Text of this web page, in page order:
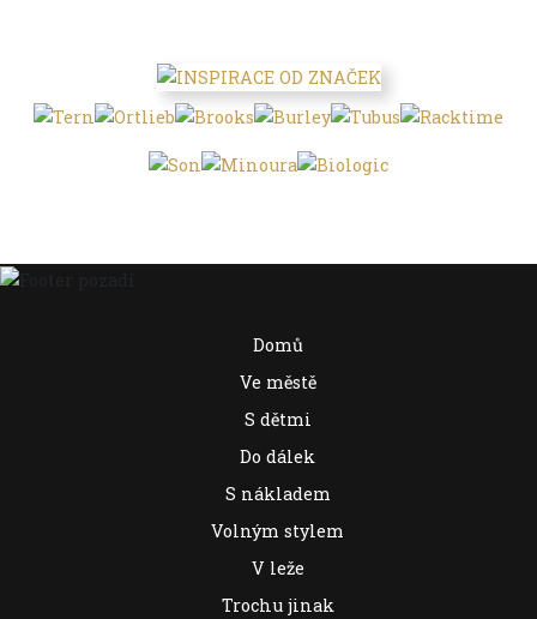
Domů
Ve městě
S dětmi
Do dálek
S nákladem
Volným stylem
V leže
Trochu jinak